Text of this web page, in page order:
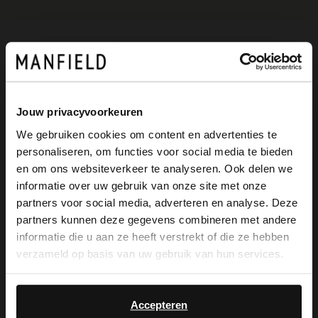
Jouw privacyvoorkeuren
We gebruiken cookies om content en advertenties te
personaliseren, om functies voor social media te bieden
en om ons websiteverkeer te analyseren. Ook delen we
informatie over uw gebruik van onze site met onze
partners voor social media, adverteren en analyse. Deze
partners kunnen deze gegevens combineren met andere
informatie die u aan ze heeft verstrekt of die ze hebben
verzameld op basis van uw gebruik van hun services.
Accepteren
Omschrijving
Blauwe nubuck sneakers van Manfield
met een witte zool van 3 cm en cognac
details op de schoen. We adviseren als
verzorging en bescherming de
suède/nubuck spray in transparant.
×
View this website in English?
It looks like your language isn't Dutch. Would
you like to switch to English?
English